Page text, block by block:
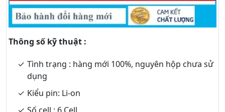
Thông số kỹ thuật :
Tình trạng : hàng mới 100%, nguyên hộp chưa sử
dụng
Kiểu pin: Li-on